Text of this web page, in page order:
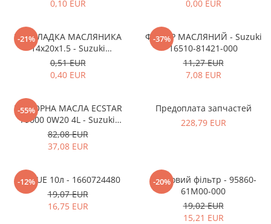
TIGRA-B 2004-2009
prezent
S-CROSS HYBRID 48V 2022-prezent
VITARA 2015-prezent
VITARA Hybrid 48V 2020-prezent
VITARA Strong Hybrid 140V 2022-
prezent
eVitara 2025-prezent
0,10 EUR
0,00 EUR
-21%
ПРОКЛАДКА МАСЛЯНИКА
14x20x1.5 - Suzuki
09168M14015-000
0,51 EUR
0,40 EUR
-37%
ФІЛЬТР МАСЛЯНИЙ - Suzuki
16510-81421-000
11,27 EUR
7,08 EUR
-55%
МОТОРНА МАСЛА ECSTAR
F9000 0W20 4L - Suzuki
99000-21E20-047
82,08 EUR
37,08 EUR
Предоплата запчастей
228,79 EUR
-12%
ADBLUE 10л - 1660724480
19,07 EUR
16,75 EUR
-20%
Пилковий фільтр - 95860-
61M00-000
19,02 EUR
15,21 EUR